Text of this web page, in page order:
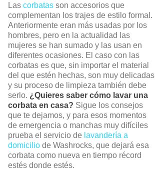
Las corbatas son accesorios que
complementan los trajes de estilo formal.
Anteriormente eran más usadas por los
hombres, pero en la actualidad las
mujeres se han sumado y las usan en
diferentes ocasiones. El caso con las
corbatas es que, sin importar el material
del que estén hechas, son muy delicadas
y su proceso de limpieza también debe
serlo. ¿Quieres saber cómo lavar una
corbata en casa? Sigue los consejos
que te dejamos, y para esos momentos
de emergencia o manchas muy difíciles
prueba el servicio de lavandería a
domicilio de Washrocks, que dejará esa
corbata como nueva en tiempo récord
estés donde estés.